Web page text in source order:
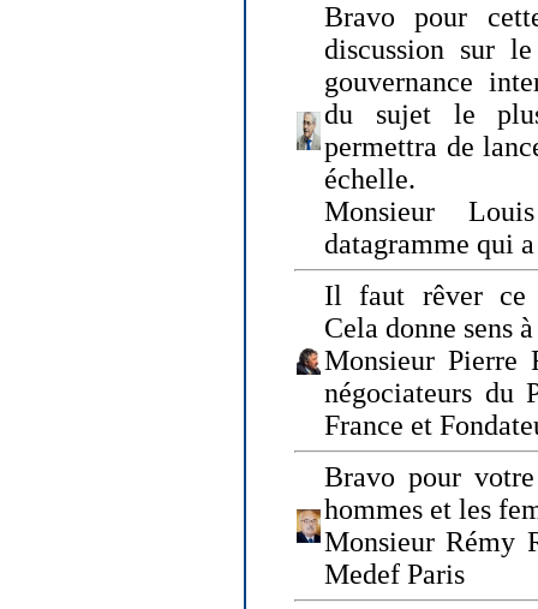
Bravo pour
discussion sur
gouvernance
du sujet le
permettra de
échelle.
Monsieur
datagramme qui
Il faut rêver ce
Cela donne sens
Monsieur Pierre
négociateurs du
France et
Bravo pour
hommes et les
Monsieur Rémy
Medef Paris